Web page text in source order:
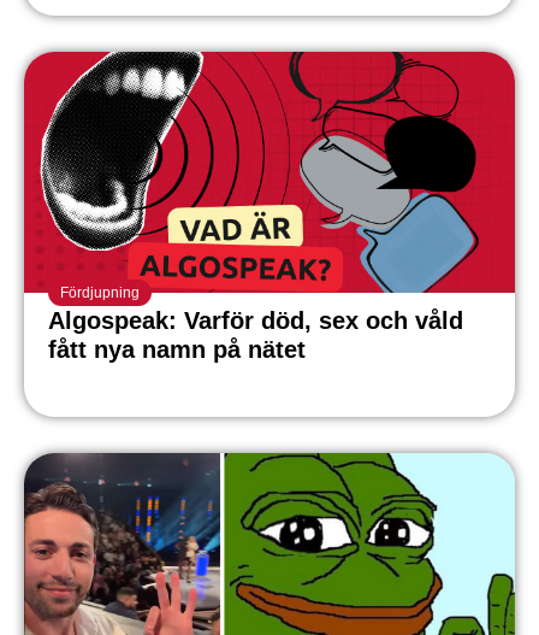
Fördjupning
Algospeak: Varför död, sex och våld
fått nya namn på nätet